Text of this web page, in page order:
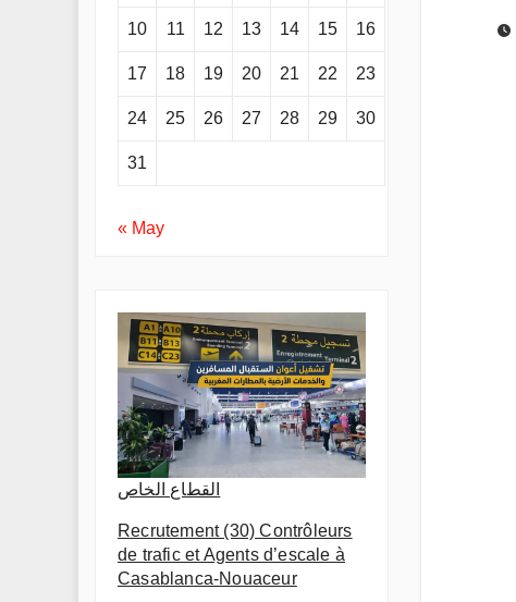
10 11 12 13 14 15 16
17 18 19 20 21 22 23
24 25 26 27 28 29 30
31
« May
القطاع الخاص
Recrutement (30) Contrôleurs
de trafic et Agents d’escale à
Casablanca-Nouaceur